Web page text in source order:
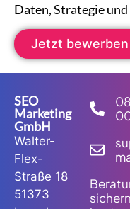
Daten, Strategie
Jetzt bewerben
SEO
Marketing
GmbH
Walter-
Flex-
Straße 18
51373